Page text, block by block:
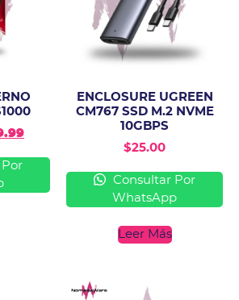
ENCLOSURE UGREEN
CM767 SSD M.2 NVME
10GBPS
$25.00
Consultar Por
WhatsApp
Leer Más